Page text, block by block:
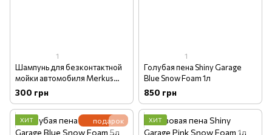
1
Шампунь для безконтактной
мойки автомобиля Merkus
Hard Wash 1 кг
300 грн
1
Голубая пена Shiny Garage
Blue Snow Foam 1л
850 грн
подарок
ХИТ ХИТ